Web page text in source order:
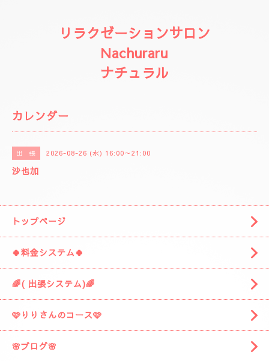
リラクゼーションサロン
Nachuraru
ナチュラル
カレンダー
出 張 2026-08-26 (水) 16:00～21:00
沙也加
トップページ
🍀料金システム🍀
🌈( 出張システム)🌈
🩷りりさんのコース🩷
🌸ブログ🌸